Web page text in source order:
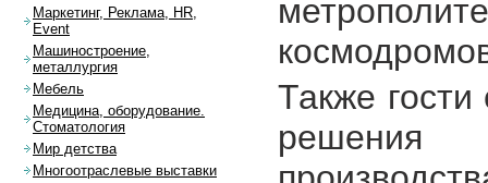
Также гости
решения
Маркетинг, Реклама, HR,
Event
Машиностроение,
металлургия
Мебель
Медицина, оборудование.
Стоматология
Мир детства
Многоотраслевые выставки